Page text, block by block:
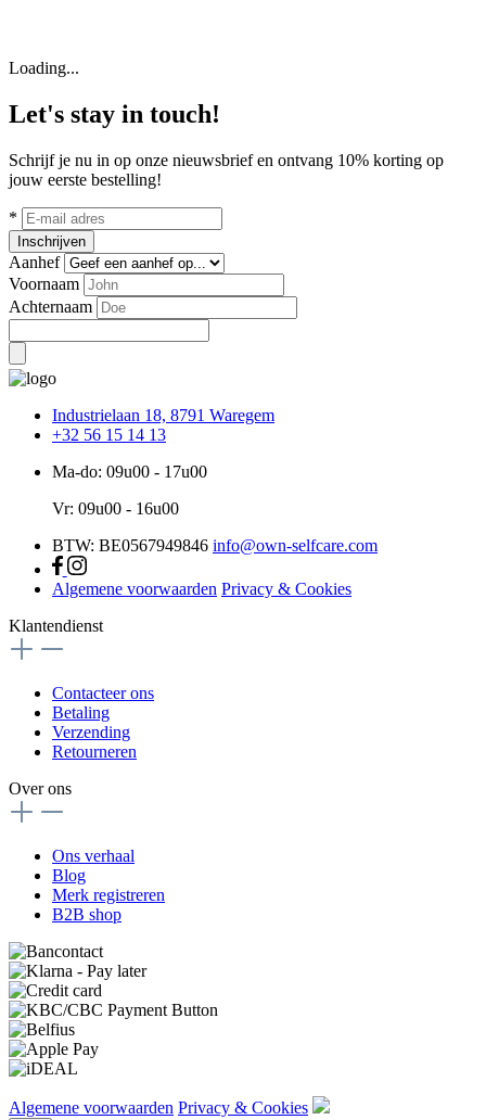
Loading...
Let's stay in touch!
Schrijf je nu in op onze nieuwsbrief en ontvang 10% korting op
jouw eerste bestelling!
*
Inschrijven
Aanhef
Voornaam
Achternaam
Industrielaan 18, 8791 Waregem
+32 56 15 14 13
Ma-do: 09u00 - 17u00
Vr: 09u00 - 16u00
BTW: BE0567949846 info@own-selfcare.com
Algemene voorwaarden Privacy & Cookies
Klantendienst
Contacteer ons
Betaling
Verzending
Retourneren
Over ons
Ons verhaal
Blog
Merk registreren
B2B shop
Algemene voorwaarden Privacy & Cookies